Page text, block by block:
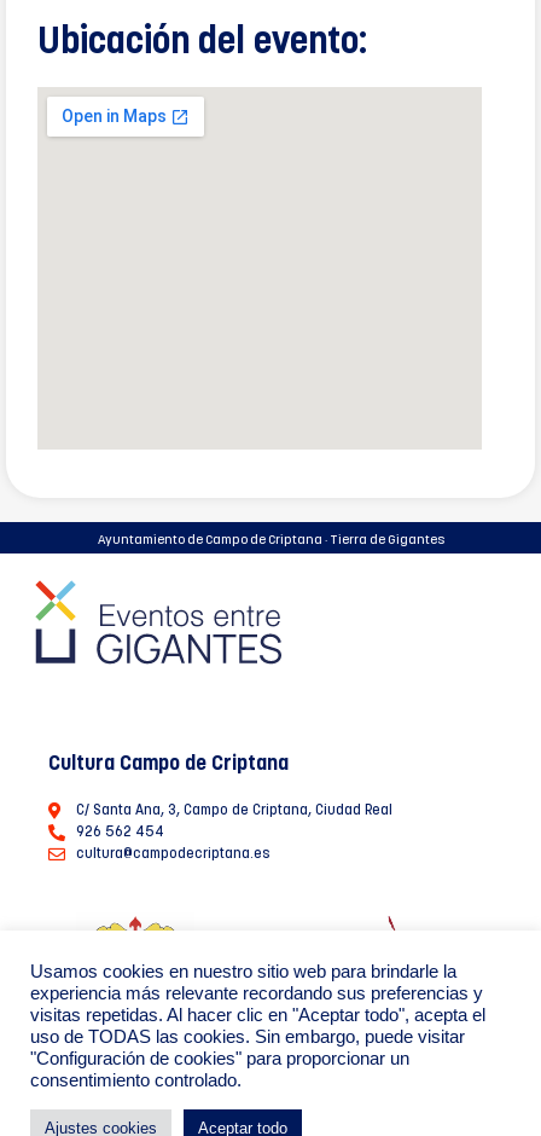
Ubicación del evento:
Ayuntamiento de Campo de Criptana · Tierra de Gigantes
Cultura Campo de Criptana
C/ Santa Ana, 3, Campo de Criptana, Ciudad Real
926 562 454
cultura@campodecriptana.es
Ayuntamiento de Campo de Criptana 2022
Política de Privacidad de datos Política de Cookies
Usamos cookies en nuestro sitio web para brindarle la
experiencia más relevante recordando sus preferencias y
visitas repetidas. Al hacer clic en "Aceptar todo", acepta el
uso de TODAS las cookies. Sin embargo, puede visitar
"Configuración de cookies" para proporcionar un
consentimiento controlado.
Ajustes cookies Aceptar todo